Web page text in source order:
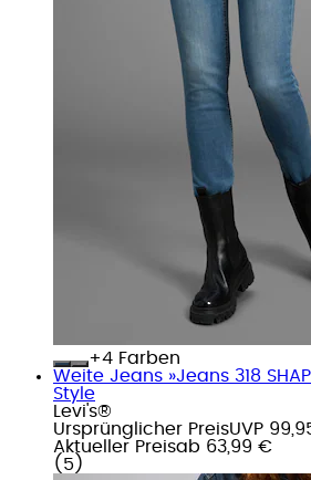
+
Farben
Weite Jeans »Jeans 318
Style
Levi's®
Ursprünglicher PreisUVP
Aktueller Preisab 63,99 €
( 5 )